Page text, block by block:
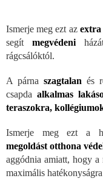
Ismerje meg ezt az extra
segít megvédeni
rágcsálóktól.
A párna szagtalan és
csapdaalkalmas
teraszokra,
Ismerje meg ezt a
megoldást otthona
aggódnia amiatt, hogy a
maximális